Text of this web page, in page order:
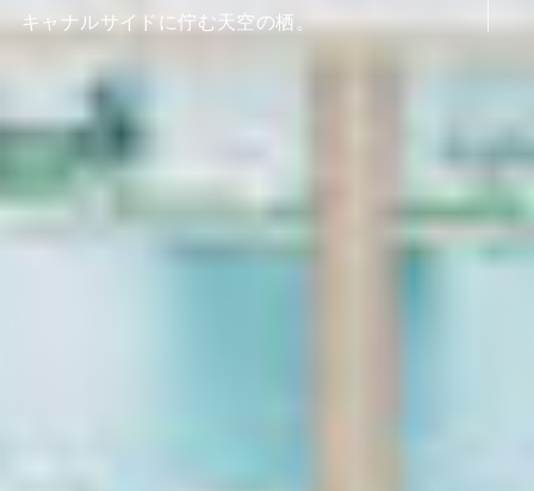
キャナルサイドに佇む天空の栖。